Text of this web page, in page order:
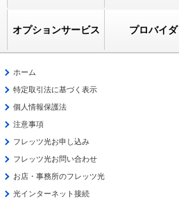
オプションサービス プロバイダ
ホーム
特定取引法に基づく表示
個人情報保護法
注意事項
フレッツ光お申し込み
フレッツ光お問い合わせ
お店・事務所のフレッツ光
光インターネット接続